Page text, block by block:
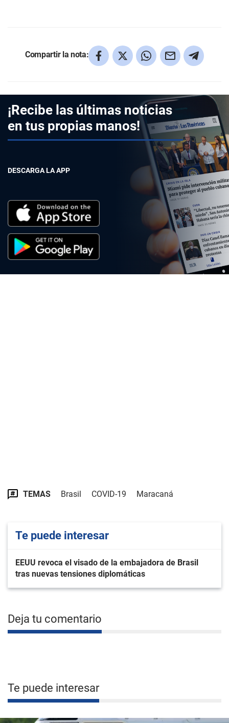
Compartir la nota:
¡Recibe las últimas noticias
en tus propias manos!
DESCARGA LA APP
TEMAS Brasil COVID-19 Maracaná
Te puede interesar
EEUU revoca el visado de la embajadora de Brasil
tras nuevas tensiones diplomáticas
Deja tu comentario
Te puede interesar